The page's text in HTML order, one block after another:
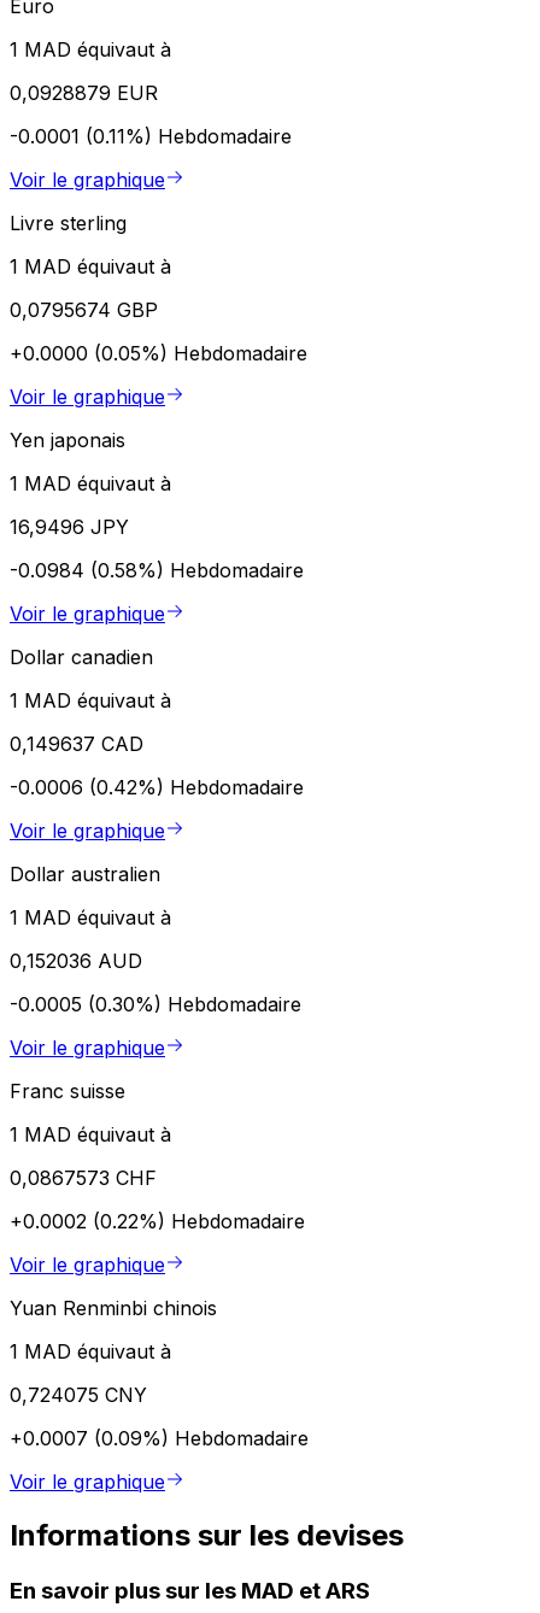
Euro
1 MAD équivaut à
0,0928879 EUR
-0.0001 (0.11%) Hebdomadaire
Voir le graphique
Livre sterling
1 MAD équivaut à
0,0795674 GBP
+0.0000 (0.05%) Hebdomadaire
Voir le graphique
Yen japonais
1 MAD équivaut à
16,9496 JPY
-0.0984 (0.58%) Hebdomadaire
Voir le graphique
Dollar canadien
1 MAD équivaut à
0,149637 CAD
-0.0006 (0.42%) Hebdomadaire
Voir le graphique
Dollar australien
1 MAD équivaut à
0,152036 AUD
-0.0005 (0.30%) Hebdomadaire
Voir le graphique
Franc suisse
1 MAD équivaut à
0,0867573 CHF
+0.0002 (0.22%) Hebdomadaire
Voir le graphique
Yuan Renminbi chinois
1 MAD équivaut à
0,724075 CNY
+0.0007 (0.09%) Hebdomadaire
Voir le graphique
Informations sur les devises
En savoir plus sur les MAD et ARS